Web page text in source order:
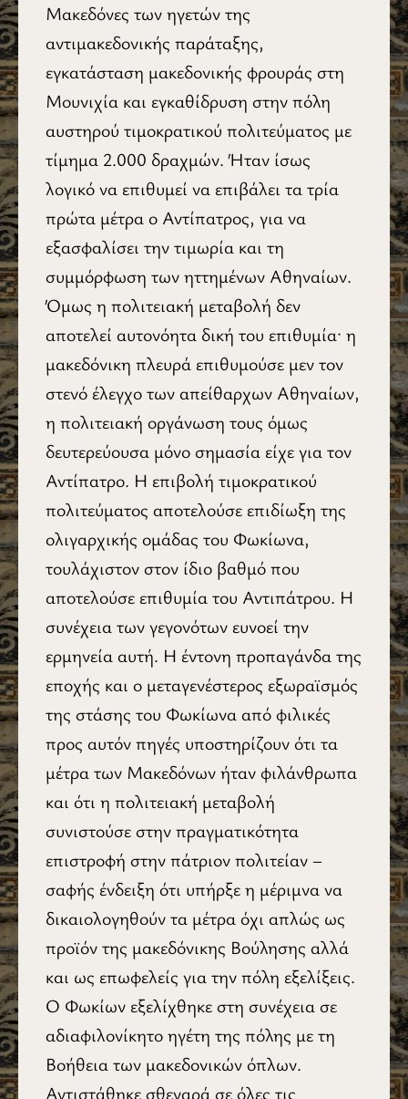
Μακεδόνες των ηγετών της
αντιμακεδονικής παράταξης,
εγκατάσταση μακεδονικής φρουράς στη
Μουνιχία και εγκαθίδρυση στην πόλη
αυστηρού τιμοκρατικού πολιτεύματος με
τίμημα 2.000 δραχμών. Ήταν ίσως
λογικό να επιθυμεί να επιβάλει τα τρία
πρώτα μέτρα ο Αντίπατρος, για να
εξασφαλίσει την τιμωρία και τη
συμμόρφωση των ηττημένων Αθηναίων.
Όμως η πολιτειακή μεταβολή δεν
αποτελεί αυτονόητα δική του επιθυμία· η
μακεδόνικη πλευρά επιθυμούσε μεν τον
στενό έλεγχο των απείθαρχων Αθηναίων,
η πολιτειακή οργάνωση τους όμως
δευτερεύουσα μόνο σημασία είχε για τον
Αντίπατρο. Η επιβολή τιμοκρατικού
πολιτεύματος αποτελούσε επιδίωξη της
ολιγαρχικής ομάδας του Φωκίωνα,
τουλάχιστον στον ίδιο βαθμό που
αποτελούσε επιθυμία του Αντιπάτρου. Η
συνέχεια των γεγονότων ευνοεί την
ερμηνεία αυτή. Η έντονη προπαγάνδα της
εποχής και ο μεταγενέστερος εξωραϊσμός
της στάσης του Φωκίωνα από φιλικές
προς αυτόν πηγές υποστηρίζουν ότι τα
μέτρα των Μακεδόνων ήταν φιλάνθρωπα
και ότι η πολιτειακή μεταβολή
συνιστούσε στην πραγματικότητα
επιστροφή στην πάτριον πολιτείαν –
σαφής ένδειξη ότι υπήρξε η μέριμνα να
δικαιολογηθούν τα μέτρα όχι απλώς ως
προϊόν της μακεδόνικης Βούλησης αλλά
και ως επωφελείς για την πόλη εξελίξεις.
Ο Φωκίων εξελίχθηκε στη συνέχεια σε
αδιαφιλονίκητο ηγέτη της πόλης με τη
Βοήθεια των μακεδονικών όπλων.
Αντιστάθηκε σθεναρά σε όλες τις